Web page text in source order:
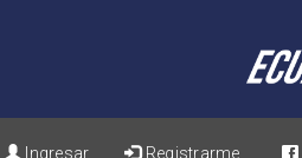
Ingresar Registrarme